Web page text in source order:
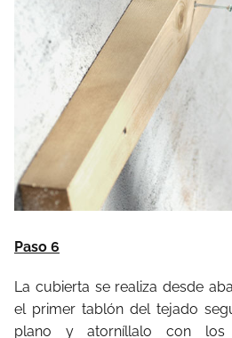
Paso 6
La cubierta se realiza desde
el primer tablón del tejado
plano y atorníllalo con los